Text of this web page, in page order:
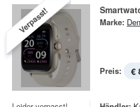
Verpasst! Marke:
Preis: €